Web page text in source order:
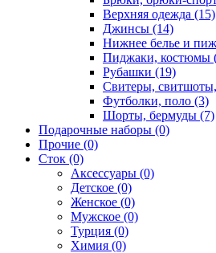
Верхняя одежда (15)
Джинсы (14)
Нижнее белье и
Пиджаки, костюмы
Рубашки (19)
Свитеры,
Футболки, поло (3)
Шорты, бермуды (7)
Подарочные наборы (0)
Прочие (0)
Сток (0)
Аксессуары (0)
Детское (0)
Женское (0)
Мужское (0)
Турция (0)
Химия (0)